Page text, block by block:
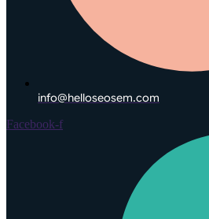
info@helloseosem.com
Facebook-f